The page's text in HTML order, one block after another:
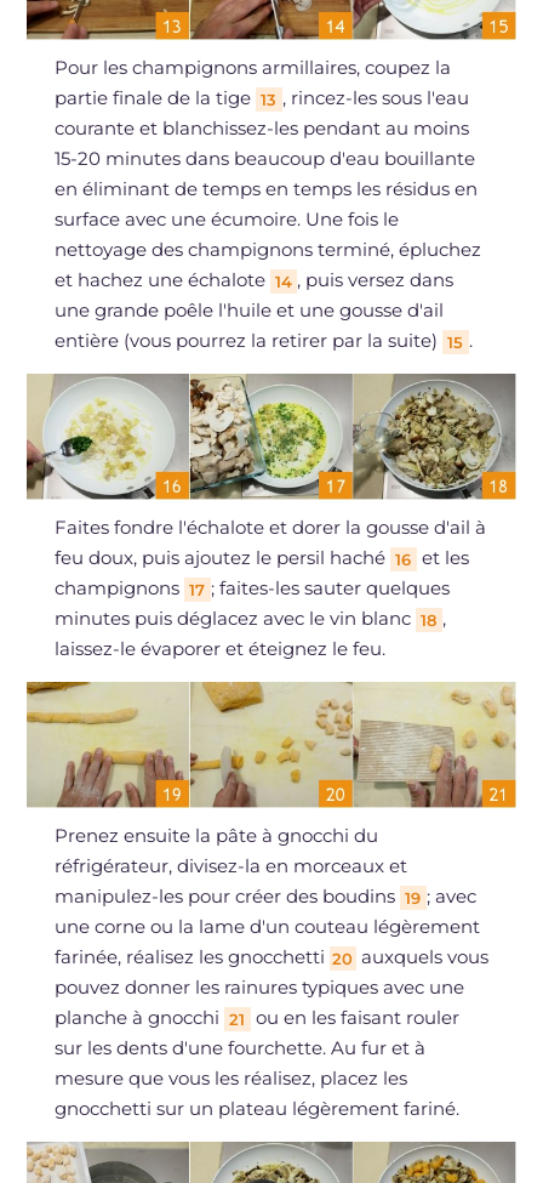
Pour les champignons armillaires, coupez la
partie finale de la tige 13 , rincez-les sous l'eau
courante et blanchissez-les pendant au moins
15-20 minutes dans beaucoup d'eau bouillante
en éliminant de temps en temps les résidus en
surface avec une écumoire. Une fois le
nettoyage des champignons terminé, épluchez
et hachez une échalote 14 , puis versez dans
une grande poêle l'huile et une gousse d'ail
entière (vous pourrez la retirer par la suite) 15 .
Faites fondre l'échalote et dorer la gousse d'ail à
feu doux, puis ajoutez le persil haché 16 et les
champignons 17 ; faites-les sauter quelques
minutes puis déglacez avec le vin blanc 18 ,
laissez-le évaporer et éteignez le feu.
Prenez ensuite la pâte à gnocchi du
réfrigérateur, divisez-la en morceaux et
manipulez-les pour créer des boudins 19 ; avec
une corne ou la lame d'un couteau légèrement
farinée, réalisez les gnocchetti 20 auxquels vous
pouvez donner les rainures typiques avec une
planche à gnocchi 21
ou en les faisant rouler
sur les dents d'une fourchette. Au fur et à
mesure que vous les réalisez, placez les
gnocchetti sur un plateau légèrement fariné.